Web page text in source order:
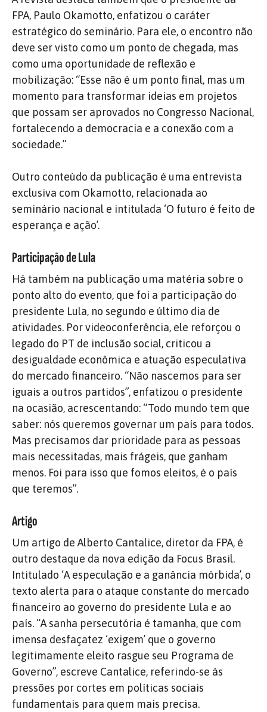
FPA, Paulo Okamotto, enfatizou o caráter
estratégico do seminário. Para ele, o encontro não
deve ser visto como um ponto de chegada, mas
como uma oportunidade de reflexão e
mobilização: “Esse não é um ponto final, mas um
momento para transformar ideias em projetos
que possam ser aprovados no Congresso Nacional,
fortalecendo a democracia e a conexão com a
sociedade.”
Outro conteúdo da publicação é uma entrevista
exclusiva com Okamotto, relacionada ao
seminário nacional e intitulada ‘O futuro é feito de
esperança e ação’.
Participação de Lula
Há também na publicação uma matéria sobre o
ponto alto do evento, que foi a participação do
presidente Lula, no segundo e último dia de
atividades. Por videoconferência, ele reforçou o
legado do PT de inclusão social, criticou a
desigualdade econômica e atuação especulativa
do mercado financeiro. “Não nascemos para ser
iguais a outros partidos”, enfatizou o presidente
na ocasião, acrescentando: “Todo mundo tem que
saber: nós queremos governar um país para todos.
Mas precisamos dar prioridade para as pessoas
mais necessitadas, mais frágeis, que ganham
menos. Foi para isso que fomos eleitos, é o país
que teremos”.
Artigo
Um artigo de Alberto Cantalice, diretor da FPA, é
outro destaque da nova edição da Focus Brasil.
Intitulado ‘A especulação e a ganância mórbida’, o
texto alerta para o ataque constante do mercado
financeiro ao governo do presidente Lula e ao
país. “A sanha persecutória é tamanha, que com
imensa desfaçatez ‘exigem’ que o governo
legitimamente eleito rasgue seu Programa de
Governo”, escreve Cantalice, referindo-se às
pressões por cortes em políticas sociais
fundamentais para quem mais precisa.